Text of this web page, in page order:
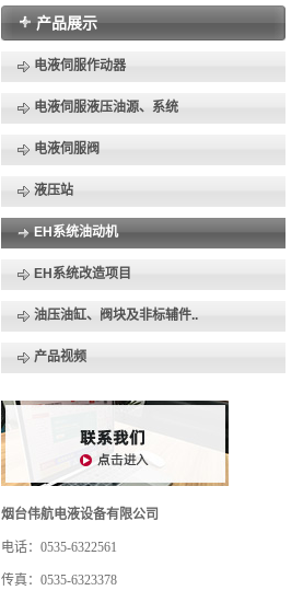
产品展示
电液伺服作动器
电液伺服液压油源、系统
电液伺服阀
液压站
EH系统油动机
EH系统改造项目
油压油缸、阀块及非标辅件..
产品视频
烟台伟航电液设备有限公司
电话：0535-6322561
传真：0535-6323378